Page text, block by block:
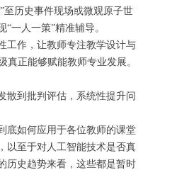
至历史事件现场或微观原子世
“一人一策”精准辅导。
工作，让教师专注教学设计与
正能够赋能教师专业发展。
散到批判评估，系统性提升问
底如何应用于各位教师的课堂
以至于对人工智能技术是否真
历史趋势来看，这些都是暂时